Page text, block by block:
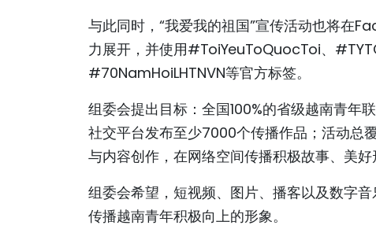
与此同时，“我爱我的祖国”宣传活动也将
力展开，并使用#ToiYeuToQuocToi、
#70NamHoiLHTNVN等官方标签。
组委会提出目标：全国100%的省级越南青年
社交平台发布至少7000个传播作品；活动总
与内容创作，在网络空间传播积极故事、美好
组委会希望，短视频、图片、播客以及数字
传播越南青年积极向上的形象。